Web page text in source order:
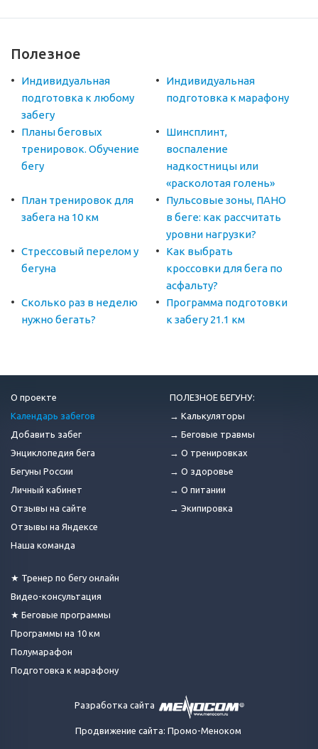
Полезное
Индивидуальная
подготовка к любому
забегу
Индивидуальная
подготовка к марафону
Планы беговых
тренировок. Обучение
бегу
Шинсплинт,
воспаление
надкостницы или
«расколотая голень»
План тренировок для
забега на 10 км
Пульсовые зоны, ПАНО
в беге: как рассчитать
уровни нагрузки?
Стрессовый перелом у
бегуна
Как выбрать
кроссовки для бега по
асфальту?
Сколько раз в неделю
нужно бегать?
Программа подготовки
к забегу 21.1 км
О проекте
Календарь забегов
Добавить забег
Энциклопедия бега
Бегуны России
Личный кабинет
Отзывы на сайте
Отзывы на Яндексе
Наша команда
★ Тренер по бегу онлайн
Видео-консультация
★ Беговые программы
Программы на 10 км
Полумарафон
Подготовка к марафону
ПОЛЕЗНОЕ БЕГУНУ:
→ Калькуляторы
→ Беговые травмы
→ О тренировках
→ О здоровье
→ О питании
→ Экипировка
Разработка сайта
Продвижение сайта: Промо-Меноком